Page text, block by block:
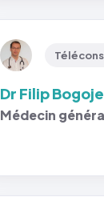
Dr Filip
Médecin